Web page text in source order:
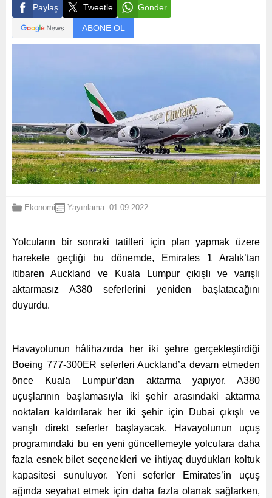
Paylaş Tweetle Gönder
ABONE OL
Ekonomi Yayınlama: 01.09.2022
Yolcuların bir sonraki tatilleri için plan yapmak üzere
harekete geçtiği bu dönemde, Emirates 1 Aralık’tan
itibaren Auckland ve Kuala Lumpur çıkışlı ve varışlı
aktarmasız A380 seferlerini yeniden başlatacağını
duyurdu.
Havayolunun hâlihazırda her iki şehre gerçekleştirdiği
Boeing 777-300ER seferleri Auckland’a devam etmeden
önce Kuala Lumpur’dan aktarma yapıyor. A380
uçuşlarının başlamasıyla iki şehir arasındaki aktarma
noktaları kaldırılarak her iki şehir için Dubai çıkışlı ve
varışlı direkt seferler başlayacak. Havayolunun uçuş
programındaki bu en yeni güncellemeyle yolculara daha
fazla esnek bilet seçenekleri ve ihtiyaç duydukları koltuk
kapasitesi sunuluyor. Yeni seferler Emirates’in uçuş
ağında seyahat etmek için daha fazla olanak sağlarken,